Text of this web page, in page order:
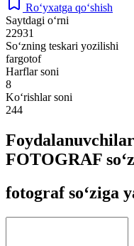
Ro‘yxatga qo‘shish
Saytdagi o‘rni
22931
So‘zning teskari yozilishi
fargotof
Harflar soni
8
Ko‘rishlar soni
244
FOTOGRAF
fotograf so‘ziga